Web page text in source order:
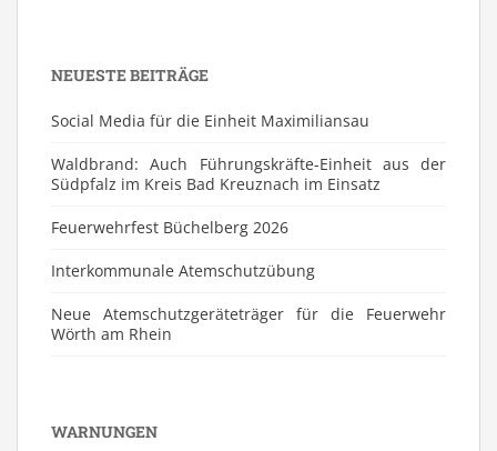
NEUESTE BEITRÄGE
Social Media für die Einheit Maximiliansau
Waldbrand: Auch Führungskräfte-Einheit aus der
Südpfalz im Kreis Bad Kreuznach im Einsatz
Feuerwehrfest Büchelberg 2026
⁠Interkommunale Atemschutzübung
Neue Atemschutzgeräteträger für die Feuerwehr
Wörth am Rhein
WARNUNGEN